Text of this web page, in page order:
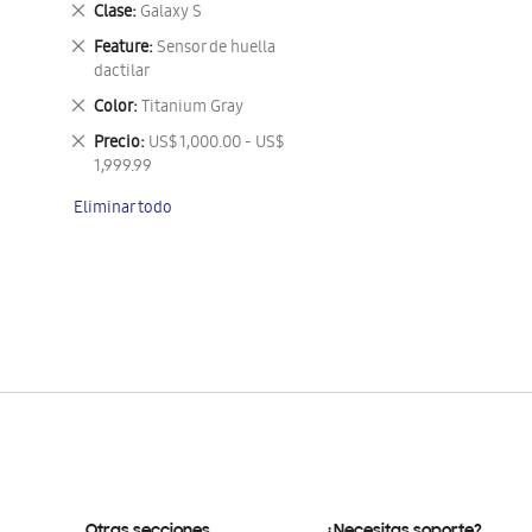
Clase Galaxy S
Eliminar
este
artículo
Feature Sensor de huella
dactilar
Eliminar
este
artículo
Color Titanium Gray
Eliminar
este
artículo
Precio US$ 1,000.00 - US$
1,999.99
Eliminar
este
Eliminar todo